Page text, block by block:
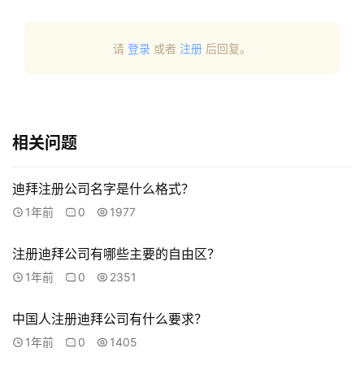
请 登录 或者 注册 后回复。
相关问题
迪拜注册公司名字是什么格式？
1年前 0 1977
注册迪拜公司有哪些主要的自由区？
1年前 0 2351
中国人注册迪拜公司有什么要求？
1年前 0 1405